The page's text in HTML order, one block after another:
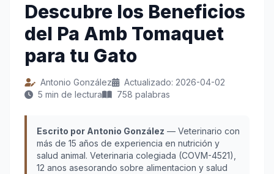
Descubre los Beneficios
del Pa Amb Tomaquet
para tu Gato
Antonio González
Actualizado: 2026-04-02
5 min de lectura
758 palabras
Escrito por Antonio González — Veterinario con
más de 15 años de experiencia en nutrición y
salud animal. Veterinaria colegiada (COVM-4521),
12 anos asesorando sobre alimentacion y salud